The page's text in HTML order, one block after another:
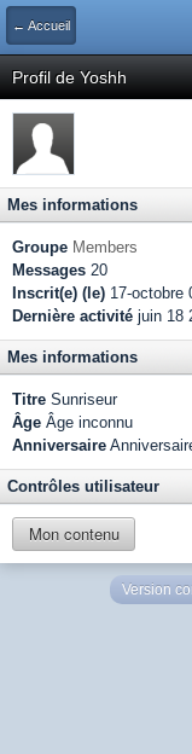
← Accueil
Profil de Yoshh
Mes informations
Groupe Members
Messages 20
Inscrit(e) (le) 17-octobre
Dernière activité juin 18
Mes informations
Titre Sunriseur
Âge Âge inconnu
Anniversaire
Contrôles utilisateur
Mon contenu
Version